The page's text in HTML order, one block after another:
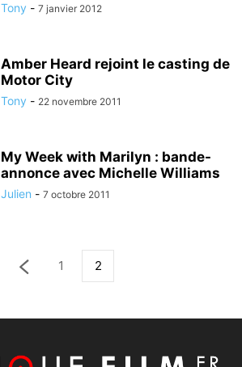
Tony - 7 janvier 2012
Amber Heard rejoint le casting de
Motor City
Tony - 22 novembre 2011
My Week with Marilyn : bande-
annonce avec Michelle Williams
Julien - 7 octobre 2011
1 2